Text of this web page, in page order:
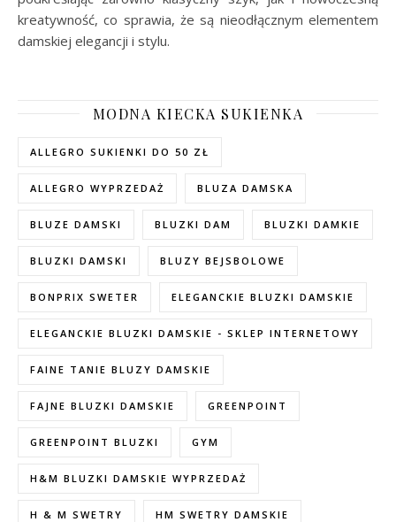
kreatywność, co sprawia, że są nieodłącznym elementem
damskiej elegancji i stylu.
MODNA KIECKA SUKIENKA
ALLEGRO SUKIENKI DO 50 ZŁ
ALLEGRO WYPRZEDAŻ BLUZA DAMSKA
BLUZE DAMSKI BLUZKI DAM BLUZKI DAMKIE
BLUZKI DAMSKI BLUZY BEJSBOLOWE
BONPRIX SWETER ELEGANCKIE BLUZKI DAMSKIE
ELEGANCKIE BLUZKI DAMSKIE - SKLEP INTERNETOWY
FAINE TANIE BLUZY DAMSKIE
FAJNE BLUZKI DAMSKIE GREENPOINT
GREENPOINT BLUZKI GYM
H&M BLUZKI DAMSKIE WYPRZEDAŻ
H & M SWETRY HM SWETRY DAMSKIE